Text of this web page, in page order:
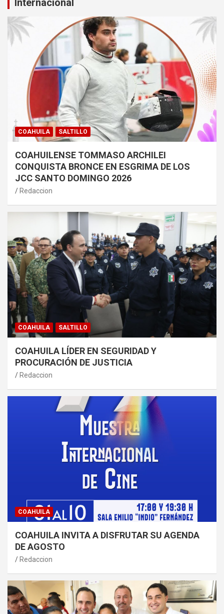
COAHUILA SALTILLO
COAHUILENSE TOMMASO ARCHILEI
CONQUISTA BRONCE EN ESGRIMA DE LOS
JCC SANTO DOMINGO 2026
Redaccion
COAHUILA SALTILLO
COAHUILA LÍDER EN SEGURIDAD Y
PROCURACIÓN DE JUSTICIA
Redaccion
COAHUILA
COAHUILA INVITA A DISFRUTAR SU AGENDA
DE AGOSTO
Redaccion